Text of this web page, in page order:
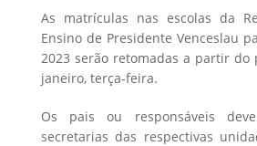
As matrículas nas escolas da
Ensino de Presidente Venceslau
2023 serão retomadas a partir do
janeiro, terça-feira.
Os pais ou responsáveis
secretarias das respectivas